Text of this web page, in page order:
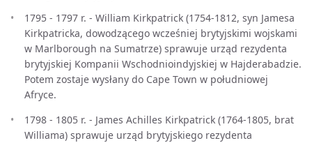
1795 - 1797 r. - William Kirkpatrick (1754-1812, syn Jamesa
Kirkpatricka, dowodzącego wcześniej brytyjskimi wojskami
w Marlborough na Sumatrze) sprawuje urząd rezydenta
brytyjskiej Kompanii Wschodnioindyjskiej w Hajderabadzie.
Potem zostaje wysłany do Cape Town w południowej
Afryce.
1798 - 1805 r. - James Achilles Kirkpatrick (1764-1805, brat
Williama) sprawuje urząd brytyjskiego rezydenta